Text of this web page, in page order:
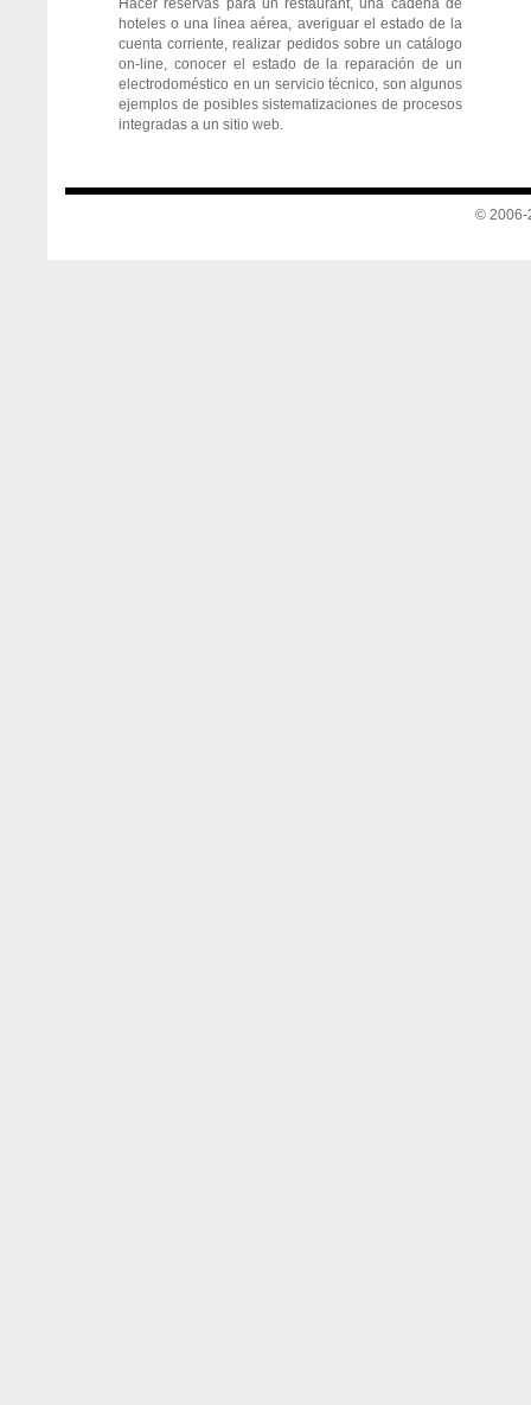
Hacer reservas para un restaurant, una cadena de
hoteles o una línea aérea, averiguar el estado de la
cuenta corriente, realizar pedidos sobre un catálogo
on-line, conocer el estado de la reparación de un
electrodoméstico en un servicio técnico, son algunos
ejemplos de posibles sistematizaciones de procesos
integradas a un sitio web.
© 2006-